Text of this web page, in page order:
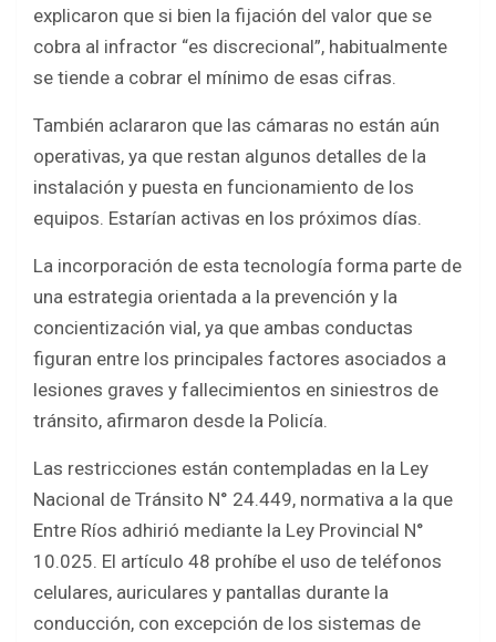
explicaron que si bien la fijación del valor que se
cobra al infractor “es discrecional”, habitualmente
se tiende a cobrar el mínimo de esas cifras.
También aclararon que las cámaras no están aún
operativas, ya que restan algunos detalles de la
instalación y puesta en funcionamiento de los
equipos. Estarían activas en los próximos días.
La incorporación de esta tecnología forma parte de
una estrategia orientada a la prevención y la
concientización vial, ya que ambas conductas
figuran entre los principales factores asociados a
lesiones graves y fallecimientos en siniestros de
tránsito, afirmaron desde la Policía.
Las restricciones están contempladas en la Ley
Nacional de Tránsito N° 24.449, normativa a la que
Entre Ríos adhirió mediante la Ley Provincial N°
10.025. El artículo 48 prohíbe el uso de teléfonos
celulares, auriculares y pantallas durante la
conducción, con excepción de los sistemas de